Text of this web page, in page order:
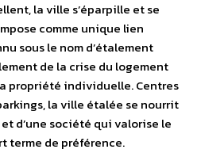
la ville s’éparpille et se
comme unique lien
sous le nom d’étalement
de la crise du logement
propriété individuelle. Centres
la ville étalée se nourrit
d’une société qui valorise le
terme de préférence.